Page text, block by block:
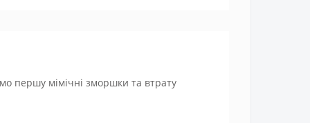
першу мімічні зморшки та втрату